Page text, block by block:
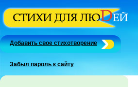
Добавить свое стихотворение
Забыл пароль к сайту